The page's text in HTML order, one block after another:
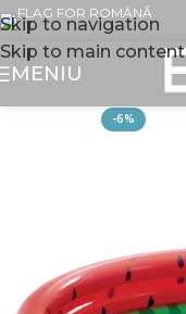
Skip to navigation
Skip to main content
MENIU
-6%